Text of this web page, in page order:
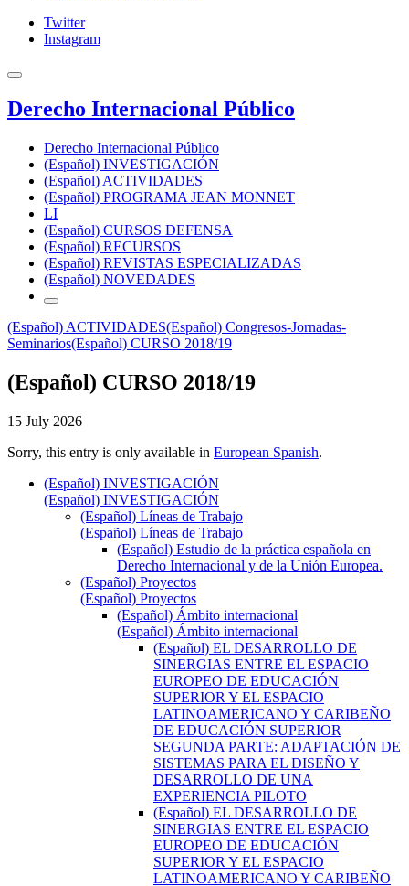
Twitter
Instagram
Derecho Internacional Público
Derecho Internacional Público
(Español) INVESTIGACIÓN
(Español) ACTIVIDADES
(Español) PROGRAMA JEAN MONNET
LI
(Español) CURSOS DEFENSA
(Español) RECURSOS
(Español) REVISTAS ESPECIALIZADAS
(Español) NOVEDADES
(Español) ACTIVIDADES(Español) Congresos-Jornadas-
Seminarios(Español) CURSO 2018/19
(Español) CURSO 2018/19
15 July 2026
Sorry, this entry is only available in European Spanish.
(Español) INVESTIGACIÓN
(Español) INVESTIGACIÓN
(Español) Líneas de Trabajo
(Español) Líneas de Trabajo
(Español) Estudio de la práctica española en
Derecho Internacional y de la Unión Europea.
(Español) Proyectos
(Español) Proyectos
(Español) Ámbito internacional
(Español) Ámbito internacional
(Español) EL DESARROLLO DE
SINERGIAS ENTRE EL ESPACIO
EUROPEO DE EDUCACIÓN
SUPERIOR Y EL ESPACIO
LATINOAMERICANO Y CARIBEÑO
DE EDUCACIÓN SUPERIOR
SEGUNDA PARTE: ADAPTACIÓN DE
SISTEMAS PARA EL DISEÑO Y
DESARROLLO DE UNA
EXPERIENCIA PILOTO
(Español) EL DESARROLLO DE
SINERGIAS ENTRE EL ESPACIO
EUROPEO DE EDUCACIÓN
SUPERIOR Y EL ESPACIO
LATINOAMERICANO Y CARIBEÑO